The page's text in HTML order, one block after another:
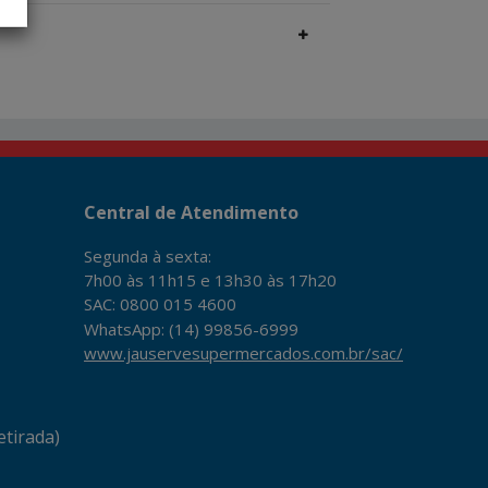
Central de Atendimento
Segunda à sexta:
7h00 às 11h15 e 13h30 às 17h20
SAC: 0800 015 4600
WhatsApp: (14) 99856-6999
www.jauservesupermercados.com.br/sac/